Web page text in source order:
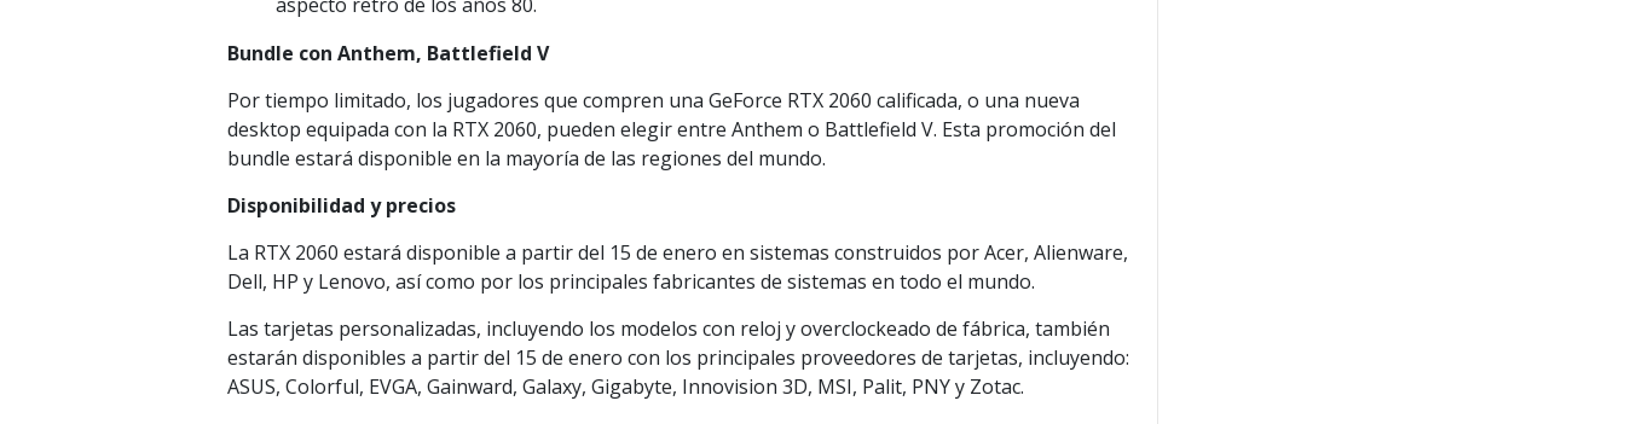
Bundle con Anthem, Battlefield V
Por tiempo limitado, los jugadores que compren una GeForce RTX 2060 calificada, o una nueva
desktop equipada con la RTX 2060, pueden elegir entre Anthem o Battlefield V. Esta promoción del
bundle estará disponible en la mayoría de las regiones del mundo.
Disponibilidad y precios
La RTX 2060 estará disponible a partir del 15 de enero en sistemas construidos por Acer, Alienware,
Dell, HP y Lenovo, así como por los principales fabricantes de sistemas en todo el mundo.
Las tarjetas personalizadas, incluyendo los modelos con reloj y overclockeado de fábrica, también
estarán disponibles a partir del 15 de enero con los principales proveedores de tarjetas, incluyendo:
ASUS, Colorful, EVGA, Gainward, Galaxy, Gigabyte, Innovision 3D, MSI, Palit, PNY y Zotac.